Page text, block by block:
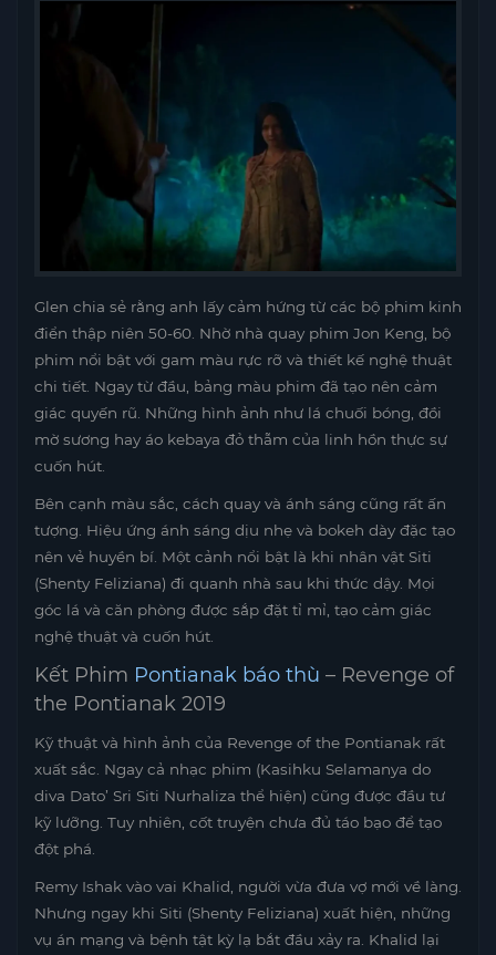
Glen chia sẻ rằng anh lấy cảm hứng từ các bộ phim kinh
điển thập niên 50-60. Nhờ nhà quay phim Jon Keng, bộ
phim nổi bật với gam màu rực rỡ và thiết kế nghệ thuật
chi tiết. Ngay từ đầu, bảng màu phim đã tạo nên cảm
giác quyến rũ. Những hình ảnh như lá chuối bóng, đồi
mờ sương hay áo kebaya đỏ thẫm của linh hồn thực sự
cuốn hút.
Bên cạnh màu sắc, cách quay và ánh sáng cũng rất ấn
tượng. Hiệu ứng ánh sáng dịu nhẹ và bokeh dày đặc tạo
nên vẻ huyền bí. Một cảnh nổi bật là khi nhân vật Siti
(Shenty Feliziana) đi quanh nhà sau khi thức dậy. Mọi
góc lá và căn phòng được sắp đặt tỉ mỉ, tạo cảm giác
nghệ thuật và cuốn hút.
Kết Phim Pontianak báo thù – Revenge of
the Pontianak 2019
Kỹ thuật và hình ảnh của Revenge of the Pontianak rất
xuất sắc. Ngay cả nhạc phim (Kasihku Selamanya do
diva Dato’ Sri Siti Nurhaliza thể hiện) cũng được đầu tư
kỹ lưỡng. Tuy nhiên, cốt truyện chưa đủ táo bạo để tạo
đột phá.
Remy Ishak vào vai Khalid, người vừa đưa vợ mới về làng.
Nhưng ngay khi Siti (Shenty Feliziana) xuất hiện, những
vụ án mạng và bệnh tật kỳ lạ bắt đầu xảy ra. Khalid lại